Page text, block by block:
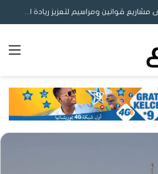
مجلس الوزراء يصادق على مشاريع قوانين ومراسيم لتعزيز ريادة الأعمال والمحتوى المحلي وإصلاح التوثيق والتعليم